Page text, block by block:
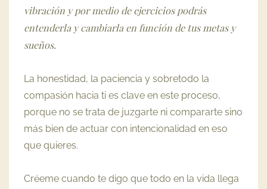
vibración y por medio de ejercicios podrás
entenderla y cambiarla en función de tus metas y
sueños.
La honestidad, la paciencia y sobretodo la
compasión hacia ti es clave en este proceso,
porque no se trata de juzgarte ni compararte sino
más bien de actuar con intencionalidad en eso
que quieres.
Créeme cuando te digo que todo en la vida llega